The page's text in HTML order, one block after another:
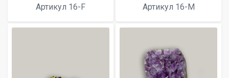
Артикул 16-F Артикул 16-M